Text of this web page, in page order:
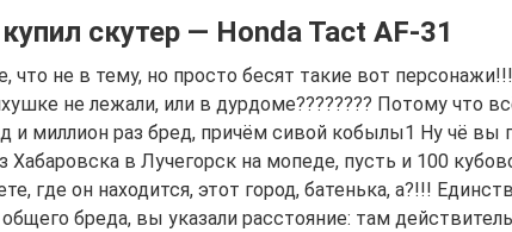
скутер — Honda Tact AF-31
что не в тему, но просто бесят такие вот
не лежали, или в дурдоме???????? Потому что
и миллион раз бред, причём сивой кобылы1 Ну чё вы
Хабаровска в Лучегорск на мопеде, пусть и 100
где он находится, этот город, батенька, а?!!!
общего бреда, вы указали расстояние: там